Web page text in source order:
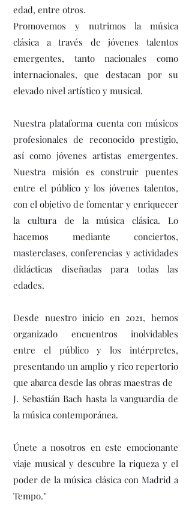
edad, entre otros.
Promovemos y nutrimos la música
clásica a través de jóvenes talentos
emergentes, tanto nacionales como
internacionales, que destacan por su
elevado nivel artístico y musical.
Nuestra plataforma cuenta con músicos
profesionales de reconocido prestigio,
así como jóvenes artistas emergentes.
Nuestra misión es construir puentes
entre el público y los jóvenes talentos,
con el objetivo de fomentar y enriquecer
la cultura de la música clásica. Lo
hacemos mediante conciertos,
masterclases, conferencias y actividades
didácticas diseñadas para todas las
edades.
Desde nuestro inicio en 2021, hemos
organizado encuentros inolvidables
entre el público y los intérpretes,
presentando un amplio y rico repertorio
que abarca desde las obras maestras de
J. Sebastián Bach hasta la vanguardia de
la música contemporánea.
Únete a nosotros en este emocionante
viaje musical y descubre la riqueza y el
poder de la música clásica con Madrid a
Tempo."